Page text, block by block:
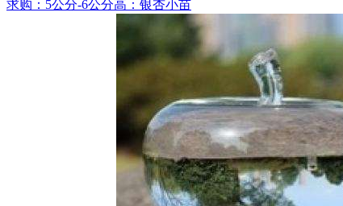
求购：5公分-6公分高：银杏小苗